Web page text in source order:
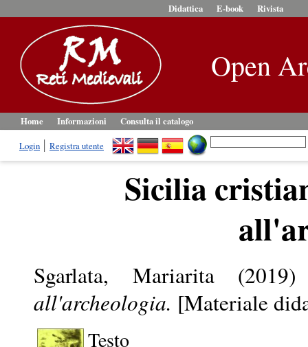
Didattica E-book Rivista
Open
Home Informazioni
Consulta il catalogo
Login
Registra utente
Sicilia
Sgarlata, Mariarita
all'archeologia. [Materiale
Testo